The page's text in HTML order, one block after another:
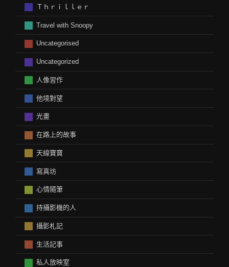
Ｔｈｒｉｌｌｅｒ
Travel with Snoopy
Uncategorised
Uncategorized
人像習作
他境對望
光畫
在路上的故事
天線寶寶
寫真坊
心情隨筆
持攝影機的人
攝影札記
生活記事
私人放映室